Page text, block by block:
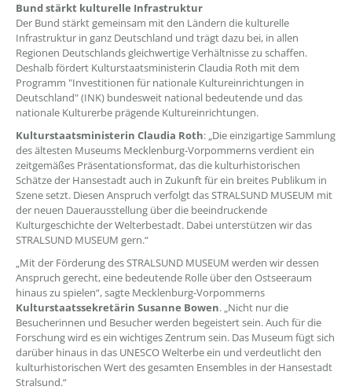
Bund stärkt kulturelle Infrastruktur
Der Bund stärkt gemeinsam mit den Ländern die kulturelle
Infrastruktur in ganz Deutschland und trägt dazu bei, in allen
Regionen Deutschlands gleichwertige Verhältnisse zu schaffen.
Deshalb fördert Kulturstaatsministerin Claudia Roth mit dem
Programm "Investitionen für nationale Kultureinrichtungen in
Deutschland" (INK) bundesweit national bedeutende und das
nationale Kulturerbe prägende Kultureinrichtungen.
Kulturstaatsministerin Claudia Roth: „Die einzigartige Sammlung
des ältesten Museums Mecklenburg-Vorpommerns verdient ein
zeitgemäßes Präsentationsformat, das die kulturhistorischen
Schätze der Hansestadt auch in Zukunft für ein breites Publikum in
Szene setzt. Diesen Anspruch verfolgt das STRALSUND MUSEUM mit
der neuen Dauerausstellung über die beeindruckende
Kulturgeschichte der Welterbestadt. Dabei unterstützen wir das
STRALSUND MUSEUM gern.“
„Mit der Förderung des STRALSUND MUSEUM werden wir dessen
Anspruch gerecht, eine bedeutende Rolle über den Ostseeraum
hinaus zu spielen“, sagte Mecklenburg-Vorpommerns
Kulturstaatssekretärin Susanne Bowen. „Nicht nur die
Besucherinnen und Besucher werden begeistert sein. Auch für die
Forschung wird es ein wichtiges Zentrum sein. Das Museum fügt sich
darüber hinaus in das UNESCO Welterbe ein und verdeutlicht den
kulturhistorischen Wert des gesamten Ensembles in der Hansestadt
Stralsund.“